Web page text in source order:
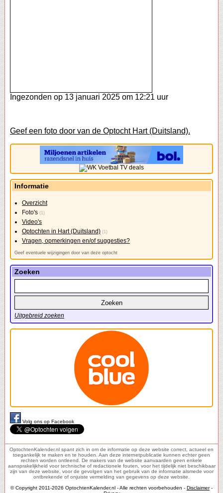
Ingezonden op 13 januari 2025 om 12:21 uur
Geef een foto door van de Optocht Hart (Duitsland).
Informatie
Overzicht
Foto's (1)
Video's
Optochten in Hart (Duitsland) (1)
Vragen, opmerkingen en/of suggesties?
Geef eventuele wijzigingen door van deze optocht
Zoeken
Uitgebreid zoeken
Volg ons op Facebook
OptochtenKalender.nl spant zich in om de informatie op deze website correct, actueel en
toegankelijk te maken en te houden. Aan deze internetpublicatie kunnen echter geen
rechten worden ontleend. De makers van de website aanvaarden geen enkele
aansprakelijkheid voor technische of redactionele fouten, voor het tijdelijk niet beschikbaar
zijn van deze website, voor de gevolgen van het gebruik van de informatie alsmede voor
ontbrekende of onjuiste vermelding van gegevens op deze website.
© Copyright 2011-2026 OptochtenKalender.nl - Alle rechten voorbehouden - Disclaimer-